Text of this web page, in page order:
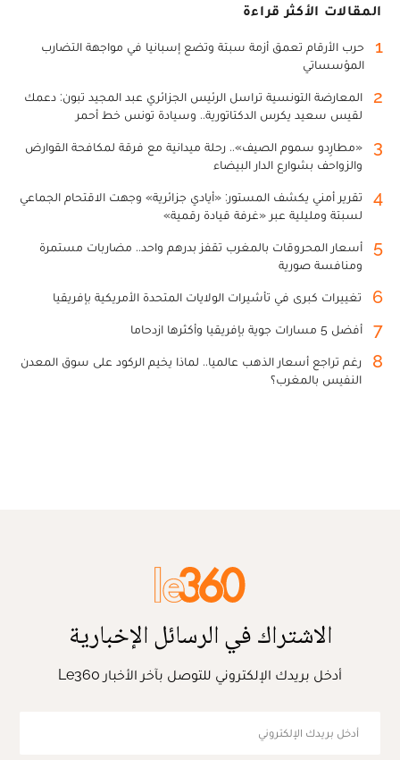
المقالات الأكثر قراءة
1
حرب الأرقام تعمق أزمة سبتة وتضع إسبانيا في مواجهة التضارب
المؤسساتي
2
المعارضة التونسية تراسل الرئيس الجزائري عبد المجيد تبون: دعمك
لقيس سعيد يكرس الدكتاتورية.. وسيادة تونس خط أحمر
3
«مطارِدو سموم الصيف».. رحلة ميدانية مع فرقة لمكافحة القوارض
والزواحف بشوارع الدار البيضاء
4
تقرير أمني يكشف المستور: «أيادي جزائرية» وجهت الاقتحام الجماعي
لسبتة ومليلية عبر «غرفة قيادة رقمية»
5
أسعار المحروقات بالمغرب تقفز بدرهم واحد.. مضاربات مستمرة
ومنافسة صورية
6 تغييرات كبرى في تأشيرات الولايات المتحدة الأمريكية بإفريقيا
7 أفضل 5 مسارات جوية بإفريقيا وأكثرها ازدحاما
8
رغم تراجع أسعار الذهب عالميا.. لماذا يخيم الركود على سوق المعدن
النفيس بالمغرب؟
الاشتراك في الرسائل الإخبارية
أدخل بريدك الإلكتروني للتوصل بآخر الأخبار Le360